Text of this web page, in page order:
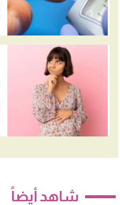
شاهد أيضاً